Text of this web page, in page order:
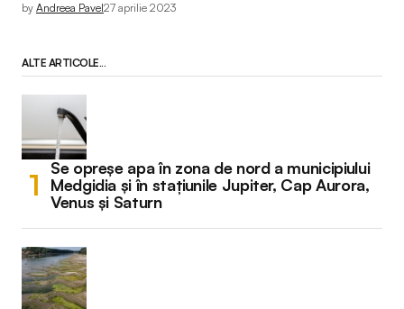
by Andreea Pavel27 aprilie 2023
ALTE ARTICOLE...
Se opreșe apa în zona de nord a municipiului
Medgidia și în stațiunile Jupiter, Cap Aurora,
Venus și Saturn